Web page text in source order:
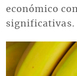
económico
significativas.
Imagen